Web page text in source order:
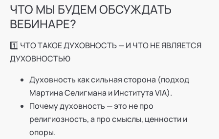
ЧТО МЫ БУДЕМ ОБСУЖДАТЬ
ВЕБИНАРЕ?
1️⃣ ЧТО ТАКОЕ ДУХОВНОСТЬ — И ЧТО НЕ ЯВЛЯЕТСЯ
ДУХОВНОСТЬЮ
Духовность как сильная сторона (подход
Мартина Селигмана и Института VIA).
Почему духовность — это не про
религиозность, а про смыслы, ценности и
опоры.